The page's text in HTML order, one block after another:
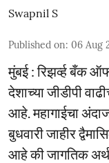
Swapnil S
Published on: 06 Aug
मुंबई : रिझर्व्ह बँक
देशाच्या जीडीपी
आहे. महागाईचा
बुधवारी जाहीर
आहे की जागतिक